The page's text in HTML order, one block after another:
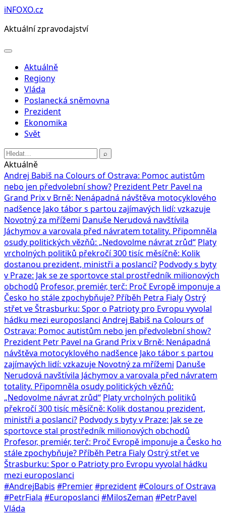
Přeskočit
obsah
iNFOXO.cz
Aktuální zpravodajství
Otevřít
Aktuálně
Regiony
Vláda
Poslanecká sněmovna
Prezident
Ekonomika
Svět
Hledat:
⌕
Aktuálně
Andrej Babiš na Colours of Ostrava: Pomoc autistům
nebo jen předvolební show? Prezident Petr Pavel na
Grand Prix v Brně: Nenápadná návštěva motocyklového
nadšence Jako tábor s partou zajímavých lidí: vzkazuje
Novotný za mřížemi Danuše Nerudová navštívila
Jáchymov a varovala před návratem totality. Připomněla
osudy politických vězňů: „Nedovolme návrat zrůd“ Platy
vrcholných politiků překročí 300 tisíc měsíčně: Kolik
dostanou prezident, ministři a poslanci? Podvody s byty
v Praze: Jak se ze sportovce stal prostředník milionových
obchodů Profesor, premiér, terč: Proč Evropě imponuje a
Česko ho stále zpochybňuje? Příběh Petra Fialy Ostrý
střet ve Štrasburku: Spor o Patrioty pro Evropu vyvolal
hádku mezi europoslanci Andrej Babiš na Colours of
Ostrava: Pomoc autistům nebo jen předvolební show?
Prezident Petr Pavel na Grand Prix v Brně: Nenápadná
návštěva motocyklového nadšence Jako tábor s partou
zajímavých lidí: vzkazuje Novotný za mřížemi Danuše
Nerudová navštívila Jáchymov a varovala před návratem
totality. Připomněla osudy politických vězňů:
„Nedovolme návrat zrůd“ Platy vrcholných politiků
překročí 300 tisíc měsíčně: Kolik dostanou prezident,
ministři a poslanci? Podvody s byty v Praze: Jak se ze
sportovce stal prostředník milionových obchodů
Profesor, premiér, terč: Proč Evropě imponuje a Česko ho
stále zpochybňuje? Příběh Petra Fialy Ostrý střet ve
Štrasburku: Spor o Patrioty pro Evropu vyvolal hádku
mezi europoslanci
#AndrejBabis #Premier#prezident#Colours of Ostrava
#PetrFiala #Europoslanci #MilosZeman #PetrPavel
Vláda